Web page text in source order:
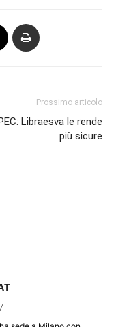
Prossimo articolo
Libraesva le rende
più sicure